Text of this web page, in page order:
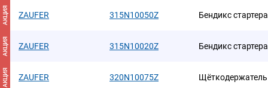
АКЦИЯ ZAUFER 315N10050Z Бендикс стартера
АКЦИЯ ZAUFER 315N10020Z Бендикс стартера
АКЦИЯ ZAUFER 320N10075Z Щёткодержатель